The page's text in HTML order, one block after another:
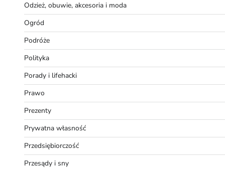
Odzież, obuwie, akcesoria i moda
Ogród
Podróże
Polityka
Porady i lifehacki
Prawo
Prezenty
Prywatna własność
Przedsiębiorczość
Przesądy i sny